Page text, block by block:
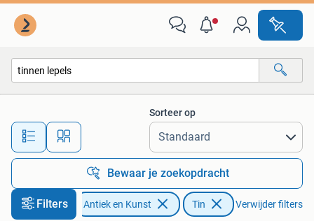
Alle afstanden…
Sorteer op
Bewaar je zoekopdracht
Filters Antiek en Kunst Tin Verwijder filters